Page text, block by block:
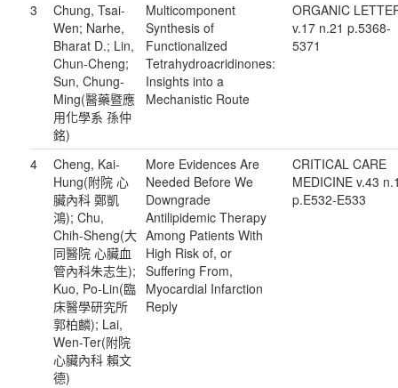
3
Chung, Tsai-
Wen; Narhe,
Bharat D.; Lin,
Chun-Cheng;
Sun, Chung-
Ming(醫藥暨應
用化學系 孫仲
銘)
Multicomponent
Synthesis of
Functionalized
Tetrahydroacridinones:
Insights into a
Mechanistic Route
ORGANIC
v.17 n.21 p.5368-
5371
4
Cheng, Kai-
Hung(附院 心
臟內科 鄭凱
鴻); Chu,
Chih-Sheng(大
同醫院 心臟血
管內科朱志生);
Kuo, Po-Lin(臨
床醫學研究所
郭柏麟); Lai,
Wen-Ter(附院
心臟內科 賴文
德)
More Evidences Are
Needed Before We
Downgrade
Antilipidemic Therapy
Among Patients With
High Risk of, or
Suffering From,
Myocardial Infarction
Reply
CRITICAL CARE
MEDICINE v.43
p.E532-E533